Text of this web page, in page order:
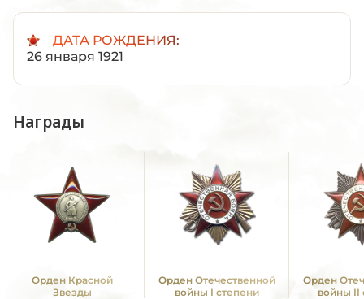
ДАТА РОЖДЕНИЯ:
26 января 1921
Награды
Орден Красной
Звезды
Орден Отечественной
войны I степени
Орден
войны II